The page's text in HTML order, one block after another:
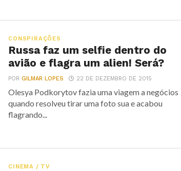
CONSPIRAÇÕES
Russa faz um selfie dentro do
avião e flagra um alien! Será?
PORGILMAR LOPES 22 DE DEZEMBRO DE 2015
Olesya Podkorytov fazia uma viagem a negócios
quando resolveu tirar uma foto sua e acabou
flagrando...
CINEMA / TV